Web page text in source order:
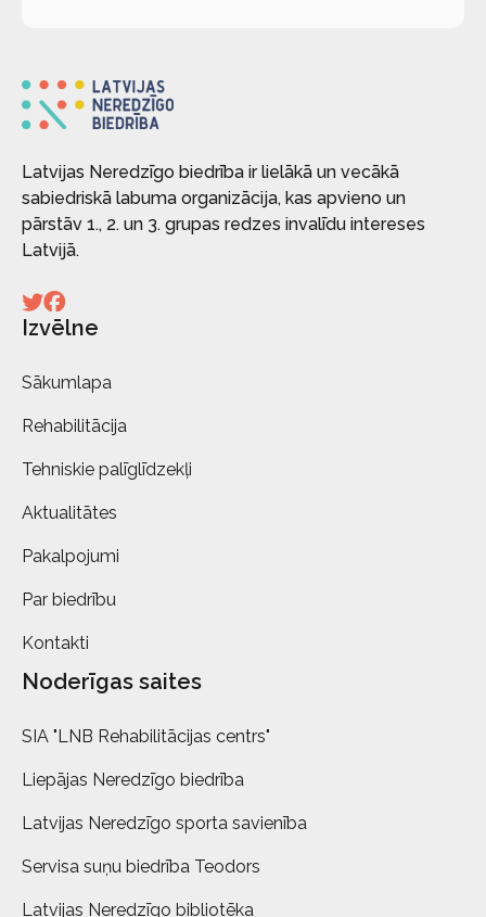
Latvijas Neredzīgo biedrība ir lielākā un vecākā
sabiedriskā labuma organizācija, kas apvieno un
pārstāv 1., 2. un 3. grupas redzes invalīdu intereses
Latvijā.
Izvēlne
Sākumlapa
Rehabilitācija
Tehniskie palīglīdzekļi
Aktualitātes
Pakalpojumi
Par biedrību
Kontakti
Noderīgas saites
SIA "LNB Rehabilitācijas centrs"
Liepājas Neredzīgo biedrība
Latvijas Neredzīgo sporta savienība
Servisa suņu biedrība Teodors
Latvijas Neredzīgo bibliotēka